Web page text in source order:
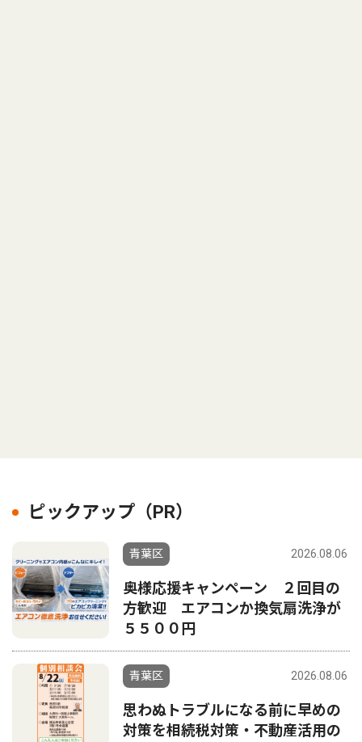
ピックアップ（PR）
青葉区 2026.08.06
奥様応援キャンペーン ２回目の
方歓迎 エアコンか換気扇洗浄が
５５００円
青葉区 2026.08.06
思わぬトラブルになる前に早めの
対策を相続税対策・不動産活用の